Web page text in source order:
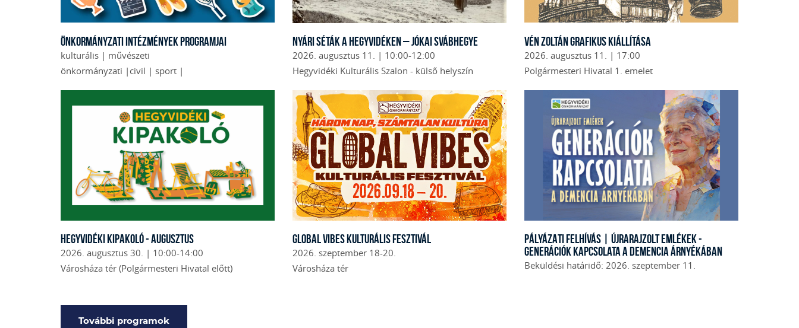
Önkormányzati intézmények programjai
kulturális | művészeti
önkormányzati |civil | sport |
Nyári séták a Hegyvidéken – Jókai Svábhegye
2026. augusztus 11. | 10:00-12:00
Hegyvidéki Kulturális Szalon - külső helyszín
Vén Zoltán grafikus kiállítása
2026. augusztus 11. | 17:00
Polgármesteri Hivatal 1. emelet
Hegyvidéki Kipakoló - augusztus
2026. augusztus 30. | 10:00-14:00
Városháza tér (Polgármesteri Hivatal előtt)
Global Vibes Kulturális Fesztivál
2026. szeptember 18-20.
Városháza tér
PÁLYÁZATI FELHÍVÁS | Újrarajzolt emlékek -
Generációk kapcsolata a demencia árnyékában
Beküldési határidő: 2026. szeptember 11.
További programok